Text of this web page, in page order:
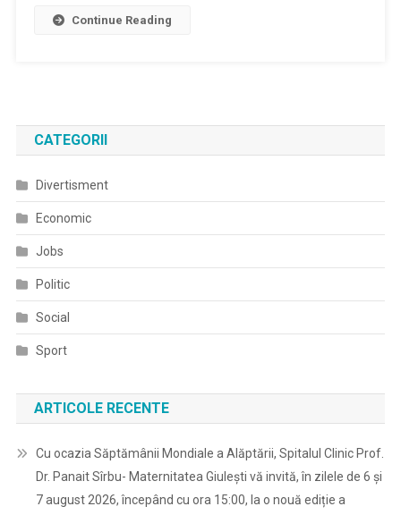
Continue Reading
CATEGORII
Divertisment
Economic
Jobs
Politic
Social
Sport
ARTICOLE RECENTE
Cu ocazia Săptămânii Mondiale a Alăptării, Spitalul Clinic Prof.
Dr. Panait Sîrbu- Maternitatea Giulești vă invită, în zilele de 6 și
7 august 2026, începând cu ora 15:00, la o nouă ediție a